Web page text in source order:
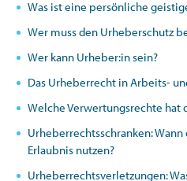
Was ist eine persönliche
Wer muss den Urheberschutz
Wer kann Urheber:in sein?
Das Urheberrecht in Arbeits-
Welche Verwertungsrechte hat
Urheberrechtsschranken: Wann
Erlaubnis nutzen?
Urheberrechtsverletzungen: